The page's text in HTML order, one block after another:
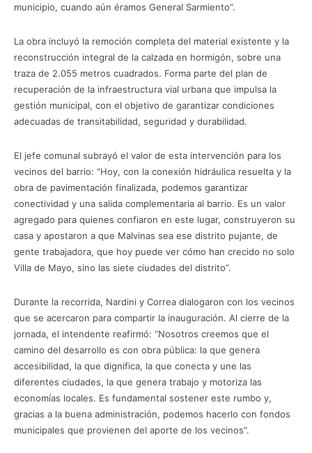
municipio, cuando aún éramos General Sarmiento”.
La obra incluyó la remoción completa del material existente y la
reconstrucción integral de la calzada en hormigón, sobre una
traza de 2.055 metros cuadrados. Forma parte del plan de
recuperación de la infraestructura vial urbana que impulsa la
gestión municipal, con el objetivo de garantizar condiciones
adecuadas de transitabilidad, seguridad y durabilidad.
El jefe comunal subrayó el valor de esta intervención para los
vecinos del barrio: “Hoy, con la conexión hidráulica resuelta y la
obra de pavimentación finalizada, podemos garantizar
conectividad y una salida complementaria al barrio. Es un valor
agregado para quienes confiaron en este lugar, construyeron su
casa y apostaron a que Malvinas sea ese distrito pujante, de
gente trabajadora, que hoy puede ver cómo han crecido no solo
Villa de Mayo, sino las siete ciudades del distrito”.
Durante la recorrida, Nardini y Correa dialogaron con los vecinos
que se acercaron para compartir la inauguración. Al cierre de la
jornada, el intendente reafirmó: “Nosotros creemos que el
camino del desarrollo es con obra pública: la que genera
accesibilidad, la que dignifica, la que conecta y une las
diferentes ciudades, la que genera trabajo y motoriza las
economías locales. Es fundamental sostener este rumbo y,
gracias a la buena administración, podemos hacerlo con fondos
municipales que provienen del aporte de los vecinos”.